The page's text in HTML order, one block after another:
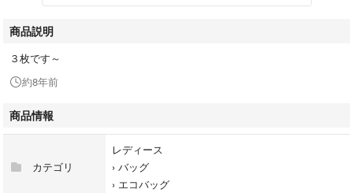
商品説明
３枚です～
約8年前
商品情報
カテゴリ
レディース
› バッグ
› エコバッグ